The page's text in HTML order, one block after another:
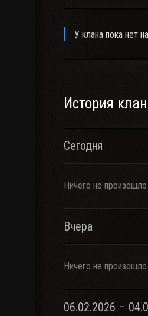
У клана пока нет
История
Сегодня
Ничего не произошло
Вчера
Ничего не произошло
06.02.2026 –